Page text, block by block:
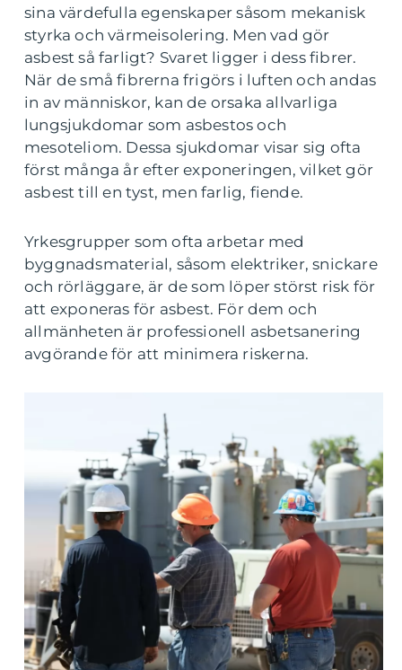
sina värdefulla egenskaper såsom mekanisk
styrka och värmeisolering. Men vad gör
asbest så farligt? Svaret ligger i dess fibrer.
När de små fibrerna frigörs i luften och andas
in av människor, kan de orsaka allvarliga
lungsjukdomar som asbestos och
mesoteliom. Dessa sjukdomar visar sig ofta
först många år efter exponeringen, vilket gör
asbest till en tyst, men farlig, fiende.
Yrkesgrupper som ofta arbetar med
byggnadsmaterial, såsom elektriker, snickare
och rörläggare, är de som löper störst risk för
att exponeras för asbest. För dem och
allmänheten är professionell asbetsanering
avgörande för att minimera riskerna.